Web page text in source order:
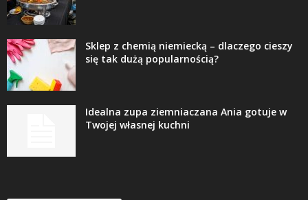
Sklep z chemią niemiecką – dlaczego cieszy
się tak dużą popularnością?
Idealna zupa ziemniaczana Ania gotuje w
Twojej własnej kuchni